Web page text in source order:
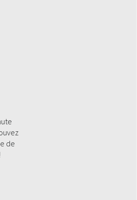
de